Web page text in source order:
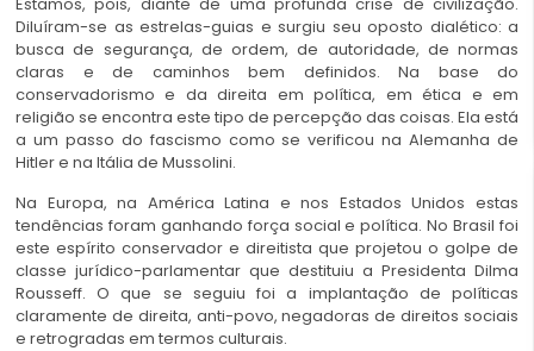
Estamos, pois, diante de uma profunda crise de civilização.
Diluíram-se as estrelas-guias e surgiu seu oposto dialético: a
busca de segurança, de ordem, de autoridade, de normas
claras e de caminhos bem definidos. Na base do
conservadorismo e da direita em política, em ética e em
religião se encontra este tipo de percepção das coisas. Ela está
a um passo do fascismo como se verificou na Alemanha de
Hitler e na Itália de Mussolini.
Na Europa, na América Latina e nos Estados Unidos estas
tendências foram ganhando força social e política. No Brasil foi
este espírito conservador e direitista que projetou o golpe de
classe jurídico-parlamentar que destituiu a Presidenta Dilma
Rousseff. O que se seguiu foi a implantação de políticas
claramente de direita, anti-povo, negadoras de direitos sociais
e retrogradas em termos culturais.